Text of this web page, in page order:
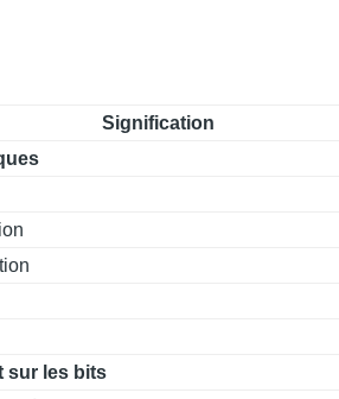
Signification
sur les bits